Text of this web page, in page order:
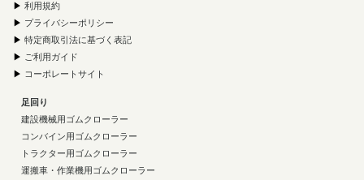
▶ 利用規約
▶ プライバシーポリシー
▶ 特定商取引法に基づく表記
▶ ご利用ガイド
▶ コーポレートサイト
足回り
建設機械用ゴムクローラー
コンバイン用ゴムクローラー
トラクター用ゴムクローラー
運搬車・作業機用ゴムクローラー